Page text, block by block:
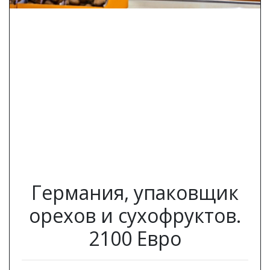
Германия, упаковщик
орехов и сухофруктов.
2100 Евро